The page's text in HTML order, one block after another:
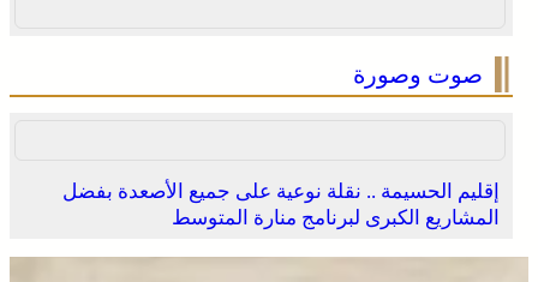
صوت وصورة
إقليم الحسيمة .. نقلة نوعية على جميع الأصعدة بفضل
المشاريع الكبرى لبرنامج منارة المتوسط